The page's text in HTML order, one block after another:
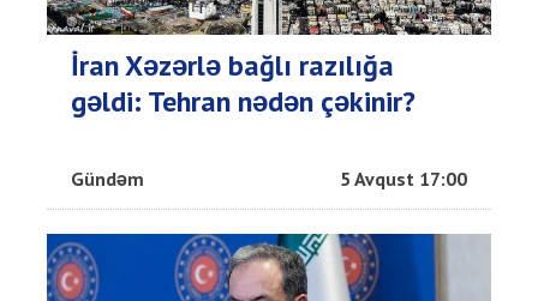
İran Xəzərlə bağlı razılığa
gəldi: Tehran nədən çəkinir?
Gündəm 5 Avqust 17:00